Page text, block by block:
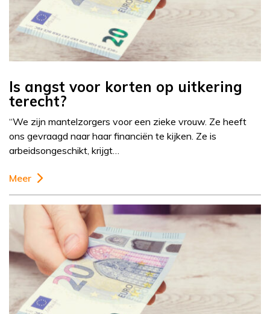
Is angst voor korten op uitkering
terecht?
“We zijn mantelzorgers voor een zieke vrouw. Ze heeft
ons gevraagd naar haar financiën te kijken. Ze is
arbeidsongeschikt, krijgt…
Meer